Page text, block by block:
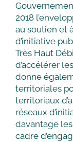
2018
au soutien et
d’initiative
Très Haut
d’accélérer
donne
territoriales
territoriaux
réseaux
davantage
cadre